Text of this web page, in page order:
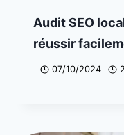
Audit SEO
réussir
07/10/2024